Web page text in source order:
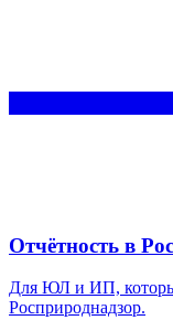
Отчётность в
Для ЮЛ и ИП,
Росприроднадзор.